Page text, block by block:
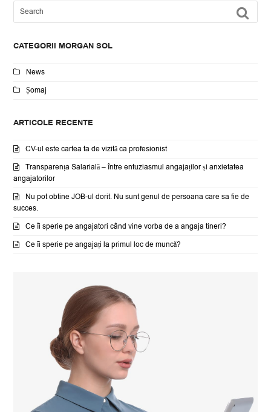
CATEGORII MORGAN SOL
News
Șomaj
ARTICOLE RECENTE
CV-ul este cartea ta de vizită ca profesionist
Transparența Salarială – între entuziasmul angajaților și anxietatea
angajatorilor
Nu pot obtine JOB-ul dorit. Nu sunt genul de persoana care sa fie de
succes.
Ce îi sperie pe angajatori când vine vorba de a angaja tineri?
Ce îi sperie pe angajați la primul loc de muncă?